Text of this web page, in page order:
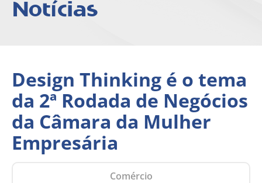
Notícias
Design Thinking é o tema
da 2ª Rodada de Negócios
da Câmara da Mulher
Empresária
Comércio